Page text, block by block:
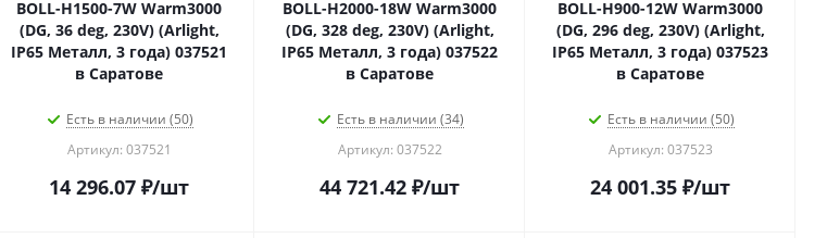
BOLL-H1500-7W Warm3000
(DG, 36 deg, 230V) (Arlight,
IP65 Металл, 3 года) 037521
в Саратове
Есть в наличии (50)
Артикул: 037521
14 296.07 ₽/шт
BOLL-H2000-18W Warm3000
(DG, 328 deg, 230V) (Arlight,
IP65 Металл, 3 года) 037522
в Саратове
Есть в наличии (34)
Артикул: 037522
44 721.42 ₽/шт
BOLL-H900-12W Warm3000
(DG, 296 deg, 230V) (Arlight,
IP65 Металл, 3 года) 037523
в Саратове
Есть в наличии (50)
Артикул: 037523
24 001.35 ₽/шт